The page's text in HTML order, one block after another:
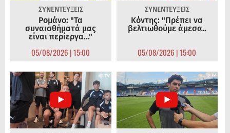
ΣΥΝΕΝΤΕΥΞΕΙΣ
Ρομάνο: "Τα
συναισθήματά μας
είναι περίεργα..."
05/08/2026 | 15:00
ΣΥΝΕΝΤΕΥΞΕΙΣ
Κόντης: "Πρέπει να
βελτιωθούμε άμεσα..
05/08/2026 | 15:00